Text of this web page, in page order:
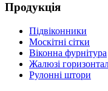
Продукція
Підвіконники
Москітні сітки
Віконна фурнітура
Жалюзі
Рулонні штори